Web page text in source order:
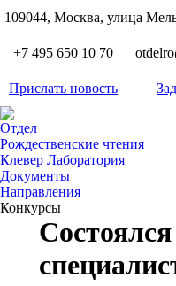
109044, Москва, улица
+7 495 650 10 70
Прислать новость
Отдел
Рождественские чтения
Клевер Лаборатория
Документы
Направления
Конкурсы